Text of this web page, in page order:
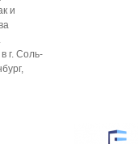
и
г. Соль-